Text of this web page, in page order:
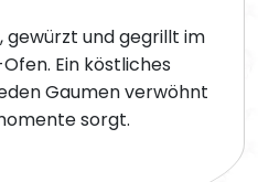
gewürzt und gegrillt im
Ein köstliches
Gaumen verwöhnt
sorgt.